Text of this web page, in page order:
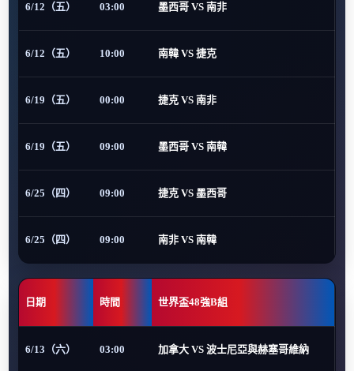
6/12（五） 03:00 墨西哥 VS 南非
6/12（五） 10:00 南韓 VS 捷克
6/19（五） 00:00 捷克 VS 南非
6/19（五） 09:00 墨西哥 VS 南韓
6/25（四） 09:00 捷克 VS 墨西哥
6/25（四） 09:00 南非 VS 南韓
日期 時間 世界盃48強B組
6/13（六） 03:00 加拿大 VS 波士尼亞與赫塞哥維納